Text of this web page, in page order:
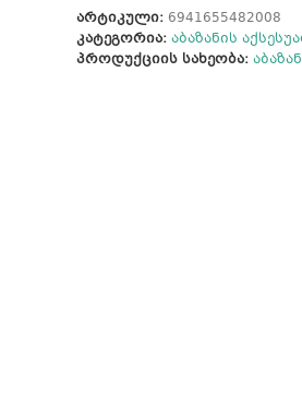
არტიკული: 6941655482008
კატეგორია: აბაზანის
პროდუქციის სახეობა: